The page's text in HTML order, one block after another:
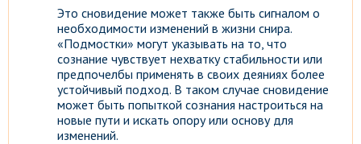
Это сновидение может также быть сигналом о
необходимости изменений в жизни снира.
«Подмостки» могут указывать на то, что
сознание чувствует нехватку стабильности или
предпочелбы применять в своих деяниях более
устойчивый подход. В таком случае сновидение
может быть попыткой сознания настроиться на
новые пути и искать опору или основу для
изменений.